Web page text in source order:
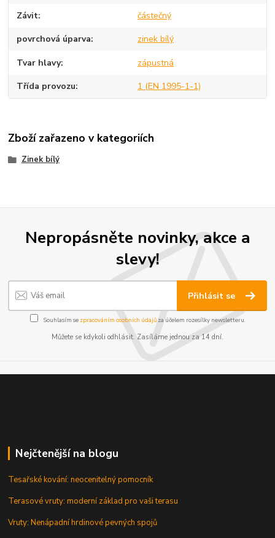
Závit částečný
povrchová úparva zinek bílý
Tvar hlavy zápustná
Třída provozu 1 (EN 1995-1-1)
Zboží zařazeno v kategoriích
Zinek bílý
Nepropásněte novinky, akce a
slevy!
Přihlásit se
Souhlasím se zpracováním osobních údajůza účelem rozesílky newsletteru.
Můžete se kdykoli odhlásit. Zasíláme jednou za 14 dní.
Nejčtenější na blogu
Tesařské kování: neocenitelný pomocník
Terasové vruty: moderní základ pro vaši terasu
Vruty: Nenápadní hrdinové pevných spojů